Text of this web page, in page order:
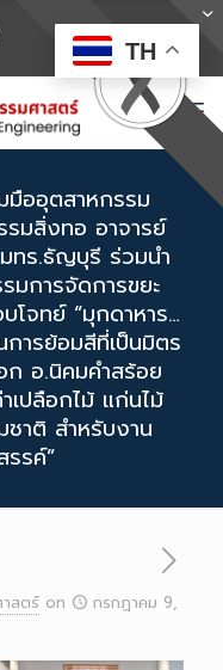
มืออุตสาหกรรม
รมสิ่งทอ อาจารย์
ทร.ธัญบุรี ร่วมนำ
มการจัดการขยะ
โจทย์ “มุกดาหาร…
การย้อมสีที่เป็นมิตร
ก อ.นิคมคำสร้อย
เปลือกไม้ แก่นไม้
ชาติ สำหรับงาน
รค์”
สตร์ on
กรกฎาคม 9,
TH